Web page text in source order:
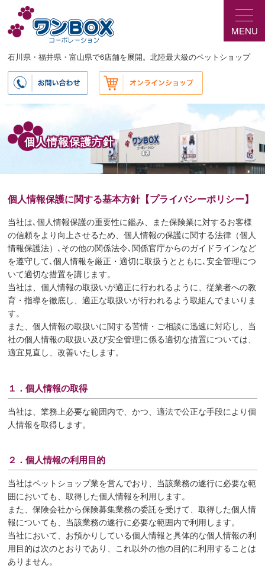
ン
ン
ツ
MENU
石川県・福井県・富山県で6店舗を展開。北陸最大級のペットショップ
個人情報保護方針
個人情報保護に関する基本方針【プライバシーポリシー】
当社は､個人情報保護の重要性に鑑み、また保険業に対するお客様
の信頼をより向上させるため、個人情報の保護に関する法律（個人
情報保護法）､その他の関係法令､関係官庁からのガイドラインなど
を遵守して､個人情報を厳正・適切に取扱うとともに､安全管理につ
いて適切な措置を講じます。
当社は、個人情報の取扱いが適正に行われるように、従業者への教
育・指導を徹底し、適正な取扱いが行われるよう取組んでまいりま
す。
また、個人情報の取扱いに関する苦情・ご相談に迅速に対応し、当
社の個人情報の取扱い及び安全管理に係る適切な措置については、
適宜見直し、改善いたします。
１．個人情報の取得
当社は、業務上必要な範囲内で、かつ、適法で公正な手段により個
人情報を取得します。
２．個人情報の利用目的
当社はペットショップ業を営んでおり、当該業務の遂行に必要な範
囲においても、取得した個人情報を利用します。
また、保険会社から保険募集業務の委託を受けて、取得した個人情
報についても、当該業務の遂行に必要な範囲内で利用します。
当社において、お預かりしている個人情報と具体的な個人情報の利
用目的は次のとおりであり、これ以外の他の目的に利用することは
ありません。